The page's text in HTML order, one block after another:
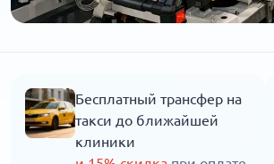
Бесплатный трансфер на
такси до ближайшей
клиники